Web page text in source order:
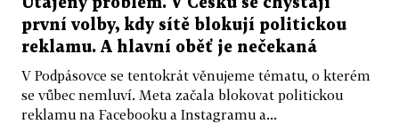
Utajený problém. V Česku se chystají
první volby, kdy sítě blokují politickou
reklamu. A hlavní oběť je nečekaná
V Podpásovce se tentokrát věnujeme tématu, o kterém
se vůbec nemluví. Meta začala blokovat politickou
reklamu na Facebooku a Instagramu a...